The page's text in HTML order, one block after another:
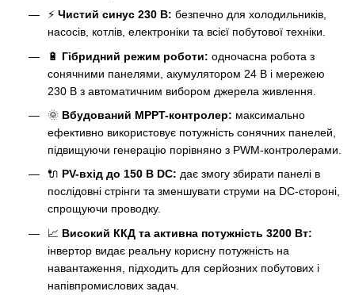
⚡ Чистий синус 230 В: безпечно для холодильників,
насосів, котлів, електроніки та всієї побутової техніки.
🔋 Гібридний режим роботи: одночасна робота з
сонячними панелями, акумулятором 24 В і мережею
230 В з автоматичним вибором джерела живлення.
🌞 Вбудований MPPT-контролер: максимально
ефективно використовує потужність сонячних панелей,
підвищуючи генерацію порівняно з PWM-контролерами.
🔌 PV-вхід до 150 В DC: дає змогу збирати панелі в
послідовні стрінги та зменшувати струми на DC-стороні,
спрощуючи проводку.
📈 Високий ККД та активна потужність 3200 Вт:
інвертор видає реальну корисну потужність на
навантаження, підходить для серйозних побутових і
напівпромислових задач.